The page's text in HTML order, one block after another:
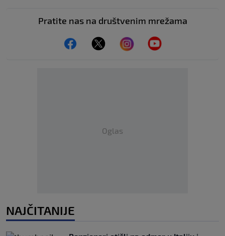
Pratite nas na društvenim mrežama
Oglas
NAJČITANIJE